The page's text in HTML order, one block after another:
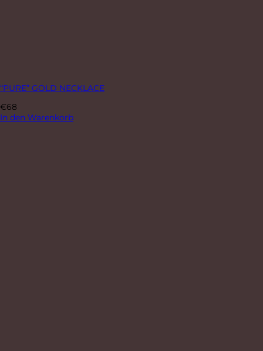
“PURE” GOLD NECKLACE
€68
In den Warenkorb